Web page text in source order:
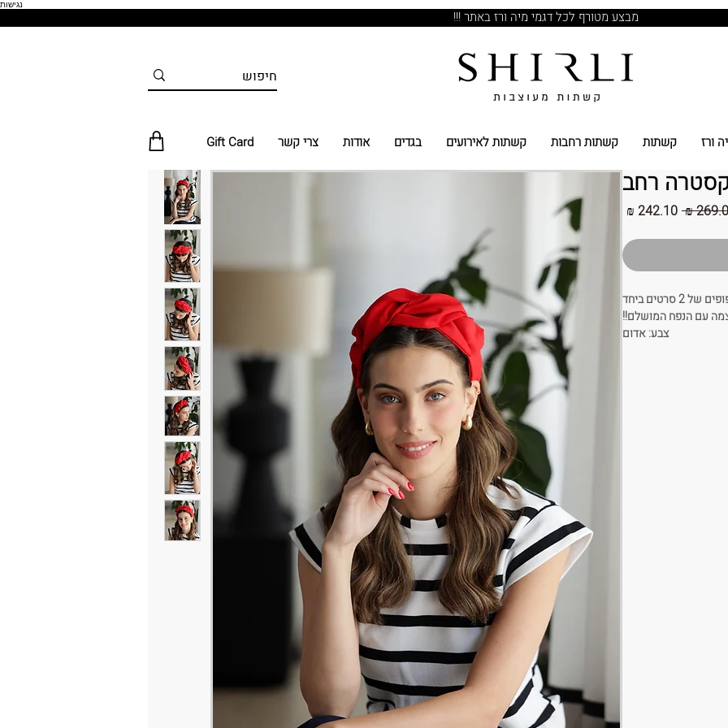
נגישות
מבצע מטורף לכל דגמי מיה ורז באתר !!!
ורז קשתות קשתות רחבות קשתות לאירועים בגדים אודות צרי קשר Gift Card
רחב
מחיר
סרטים ביחד
עם הנפח המושלם!!
צבע: אדום